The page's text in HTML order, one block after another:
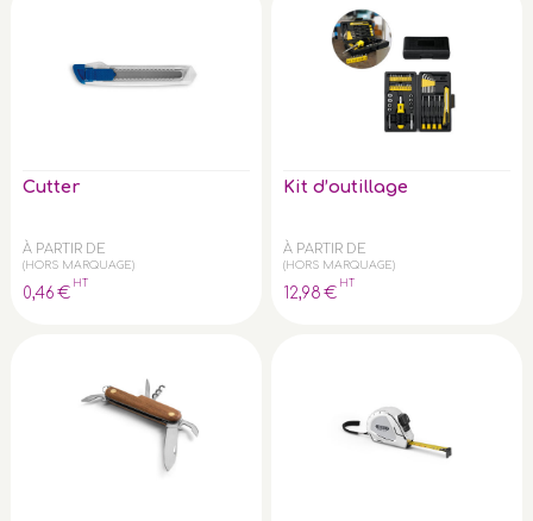
Cutter
À PARTIR DE
(HORS MARQUAGE)
0,46 €
HT
Kit d’outillage
À PARTIR DE
(HORS MARQUAGE)
12,98 €
HT